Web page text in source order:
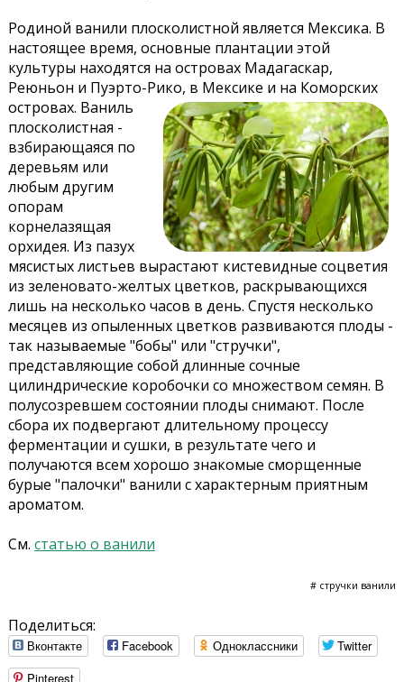
Родиной ванили плосколистной является Мексика. В
настоящее время, основные плантации этой
культуры находятся на островах Мадагаскар,
Реюньон и Пуэрто-Рико, в Мексике и на Коморских
островах. Ваниль
плосколистная -
взбирающаяся по
деревьям или
любым другим
опорам
корнелазящая
орхидея. Из пазух
мясистых листьев вырастают кистевидные соцветия
из зеленовато-желтых цветков, раскрывающихся
лишь на несколько часов в день. Спустя несколько
месяцев из опыленных цветков развиваются плоды -
так называемые "бобы" или "стручки",
представляющие собой длинные сочные
цилиндрические коробочки со множеством семян. В
полусозревшем состоянии плоды снимают. После
сбора их подвергают длительному процессу
ферментации и сушки, в результате чего и
получаются всем хорошо знакомые сморщенные
бурые "палочки" ванили с характерным приятным
ароматом.
См. статью о ванили
# стручки ванили
Поделиться:
Вконтакте Facebook Одноклассники
Twitter
Pinterest